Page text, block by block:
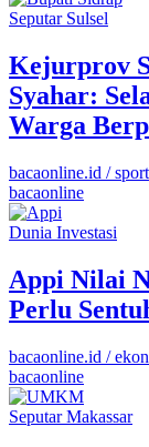
Seputar Sulsel
Kejurprov
Syahar:
Warga
bacaonline.id / sport
bacaonline
Dunia Investasi
Appi Nilai
Perlu
bacaonline.id /
bacaonline
Seputar Makassar